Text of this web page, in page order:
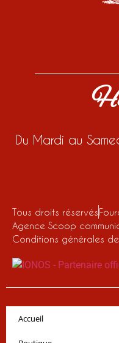
Du Mardi au
Tous droits réservés
Agence Scoop
Conditions générales
Accueil